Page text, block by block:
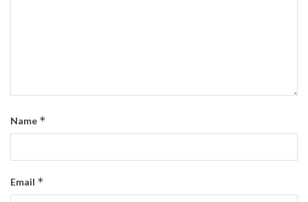
Name *
Email *